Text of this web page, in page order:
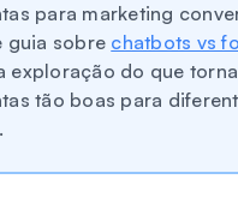
para marketing
guia sobre chatbots vs
exploração do que
tão boas para